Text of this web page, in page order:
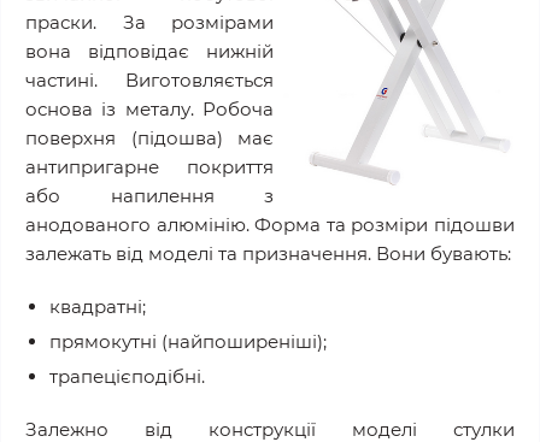
праски. За розмірами
вона відповідає нижній
частині. Виготовляється
основа із металу. Робоча
поверхня (підошва) має
антипригарне покриття
або напилення з
анодованого алюмінію. Форма та розміри підошви
залежать від моделі та призначення. Вони бувають:
квадратні;
прямокутні (найпоширеніші);
трапецієподібні.
Залежно від конструкції моделі стулки